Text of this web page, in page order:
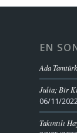
EN
Ada
Julia; Bir
06/11/
Takıntılı